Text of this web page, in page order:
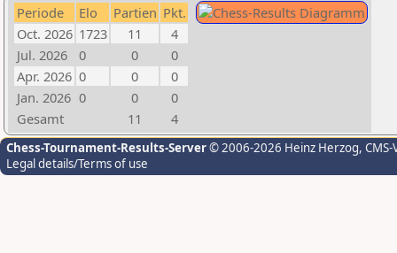
Periode Elo Partien Pkt.
Oct. 2026 1723 11
4
Jul. 2026
0 0
0
Apr. 2026 0 0
0
Jan. 2026 0 0
0
Gesamt
11 4
Chess-Tournament-Results-Server© 2006-2026 Heinz Herzog,
Legal details/Terms of use